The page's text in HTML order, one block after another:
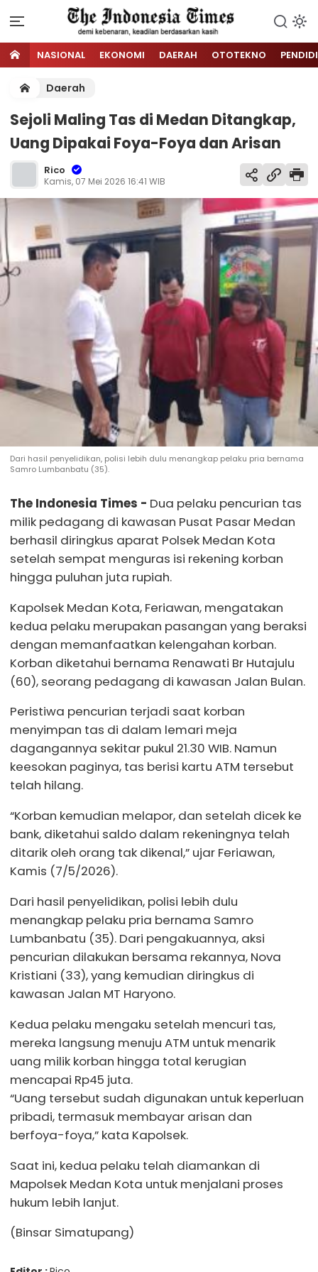
NASIONAL EKONOMI DAERAH OTOTEKNO
Daerah
Sejoli Maling Tas di Medan Ditangkap,
Uang Dipakai Foya-Foya dan Arisan
Rico
Kamis, 07 Mei 2026 16:41 WIB
Dari hasil penyelidikan, polisi lebih dulu menangkap pelaku pria bernama
Samro Lumbanbatu (35).
The Indonesia Times - Dua pelaku pencurian tas
milik pedagang di kawasan Pusat Pasar Medan
berhasil diringkus aparat Polsek Medan Kota
setelah sempat menguras isi rekening korban
hingga puluhan juta rupiah.
Kapolsek Medan Kota, Feriawan, mengatakan
kedua pelaku merupakan pasangan yang beraksi
dengan memanfaatkan kelengahan korban.
Korban diketahui bernama Renawati Br Hutajulu
(60), seorang pedagang di kawasan Jalan Bulan.
Peristiwa pencurian terjadi saat korban
menyimpan tas di dalam lemari meja
dagangannya sekitar pukul 21.30 WIB. Namun
keesokan paginya, tas berisi kartu ATM tersebut
telah hilang.
“Korban kemudian melapor, dan setelah dicek ke
bank, diketahui saldo dalam rekeningnya telah
ditarik oleh orang tak dikenal,” ujar Feriawan,
Kamis (7/5/2026).
Dari hasil penyelidikan, polisi lebih dulu
menangkap pelaku pria bernama Samro
Lumbanbatu (35). Dari pengakuannya, aksi
pencurian dilakukan bersama rekannya, Nova
Kristiani (33), yang kemudian diringkus di
kawasan Jalan MT Haryono.
Kedua pelaku mengaku setelah mencuri tas,
mereka langsung menuju ATM untuk menarik
uang milik korban hingga total kerugian
mencapai Rp45 juta.
“Uang tersebut sudah digunakan untuk keperluan
pribadi, termasuk membayar arisan dan
berfoya-foya,” kata Kapolsek.
Saat ini, kedua pelaku telah diamankan di
Mapolsek Medan Kota untuk menjalani proses
hukum lebih lanjut.
(Binsar Simatupang)